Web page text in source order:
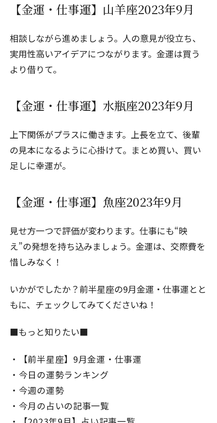
【金運・仕事運】山羊座2023年9月
相談しながら進めましょう。人の意見が役立ち、
実用性高いアイデアにつながります。金運は買う
より借りて。
【金運・仕事運】水瓶座2023年9月
上下関係がプラスに働きます。上長を立て、後輩
の見本になるように心掛けて。まとめ買い、買い
足しに幸運が。
【金運・仕事運】魚座2023年9月
見せ方一つで評価が変わります。仕事にも“映
え”の発想を持ち込みましょう。金運は、交際費を
惜しみなく！
いかがでしたか？前半星座の9月金運・仕事運とと
もに、チェックしてみてくださいね！
■もっと知りたい■
【前半星座】9月金運・仕事運
今日の運勢ランキング
今週の運勢
今月の占いの記事一覧